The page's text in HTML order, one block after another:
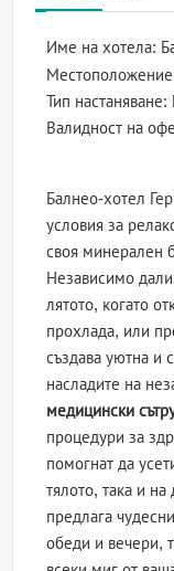
Име на хотела:
Тип настаняване:
Валидност на
Балнео-хотел
условия за
своя минерален
Независимо
лятото, когато
прохлада, или
създава уютна и
насладите на
медицински
процедури за
помогнат да
тялото, така и
предлага
обеди и вечери,